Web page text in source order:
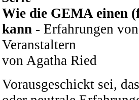
Wie die GEMA einen
kann - Erfahrungen
Veranstaltern
von Agatha Ried
Vorausgeschickt sei,